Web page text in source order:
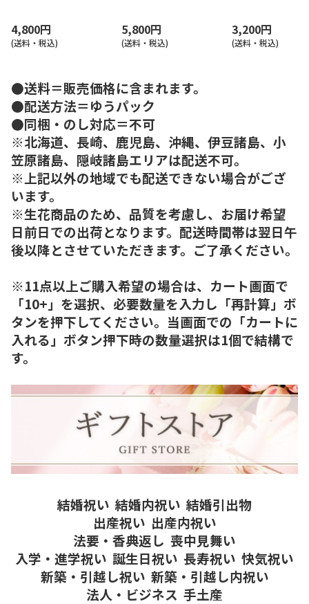
4,800円
(送料・税込)
5,800円
(送料・税込)
3,200円
(送料・税込)
●送料＝販売価格に含まれます。
●配送方法＝ゆうパック
●同梱・のし対応＝不可
※北海道、長崎、鹿児島、沖縄、伊豆諸島、小
笠原諸島、隠岐諸島エリアは配送不可。
※上記以外の地域でも配送できない場合がござ
います。
※生花商品のため、品質を考慮し、お届け希望
日前日での出荷となります。配送時間帯は翌日午
後以降とさせていただきます。ご了承ください。
※11点以上ご購入希望の場合は、カート画面で
「10+」を選択、必要数量を入力し「再計算」ボ
タンを押下してください。当画面での「カートに
入れる」ボタン押下時の数量選択は1個で結構で
す。
結婚祝い 結婚内祝い 結婚引出物
出産祝い 出産内祝い
法要・香典返し 喪中見舞い
入学・進学祝い 誕生日祝い 長寿祝い 快気祝い
新築・引越し祝い 新築・引越し内祝い
法人・ビジネス 手土産